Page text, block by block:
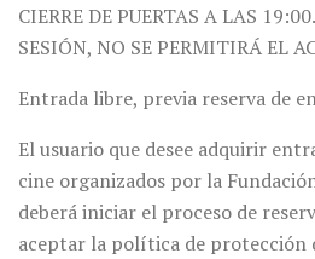
CIERRE DE PUERTAS A LAS
SESIÓN, NO SE PERMITIRÁ EL
Entrada libre, previa reserva de
El usuario que desee adquirir
cine organizados por la
deberá iniciar el proceso de
aceptar la política de protección